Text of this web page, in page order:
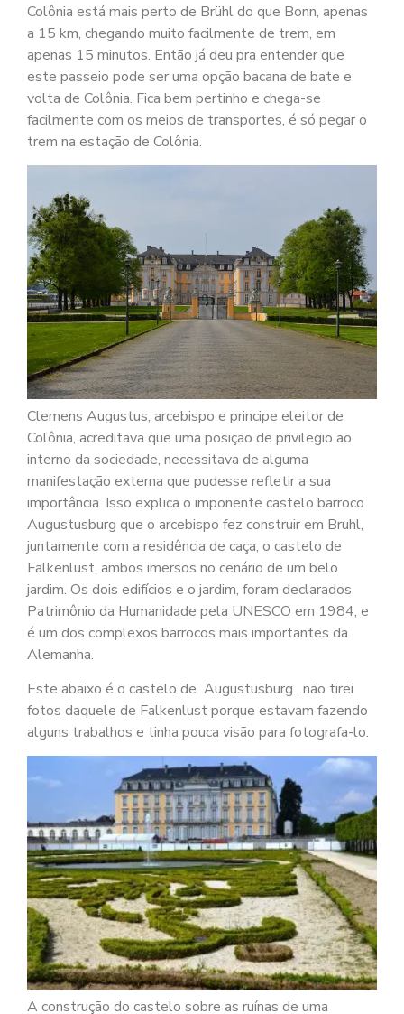
Colônia está mais perto de Brühl do que Bonn, apenas
a 15 km, chegando muito facilmente de trem, em
apenas 15 minutos. Então já deu pra entender que
este passeio pode ser uma opção bacana de bate e
volta de Colônia. Fica bem pertinho e chega-se
facilmente com os meios de transportes, é só pegar o
trem na estação de Colônia.
Clemens Augustus, arcebispo e principe eleitor de
Colônia, acreditava que uma posição de privilegio ao
interno da sociedade, necessitava de alguma
manifestação externa que pudesse refletir a sua
importância. Isso explica o imponente castelo barroco
Augustusburg que o arcebispo fez construir em Bruhl,
juntamente com a residência de caça, o castelo de
Falkenlust, ambos imersos no cenário de um belo
jardim. Os dois edifícios e o jardim, foram declarados
Patrimônio da Humanidade pela UNESCO em 1984, e
é um dos complexos barrocos mais importantes da
Alemanha.
Este abaixo é o castelo de Augustusburg , não tirei
fotos daquele de Falkenlust porque estavam fazendo
alguns trabalhos e tinha pouca visão para fotografa-lo.
A construção do castelo sobre as ruínas de uma